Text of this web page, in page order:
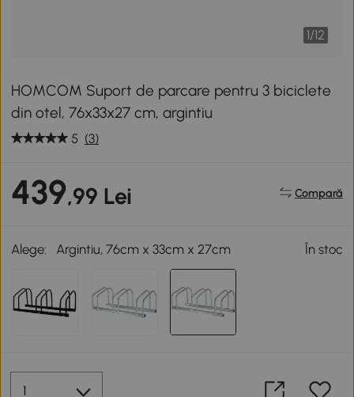
1/12
HOMCOM Suport de parcare pentru 3 biciclete
din otel, 76x33x27 cm, argintiu
5 (3)
439,99 Lei Compară
Alege: Argintiu, 76cm x 33cm x 27cm În stoc